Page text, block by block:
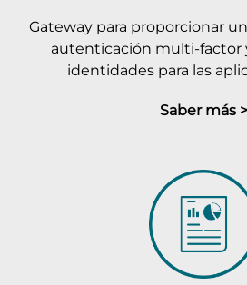
Gateway para proporcionar
autenticación multi-factor
identidades para las
Saber más >